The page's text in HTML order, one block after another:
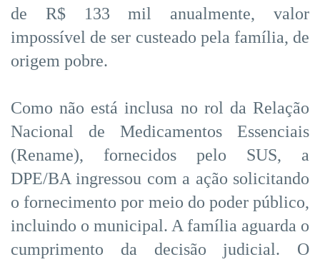
de R$ 133 mil anualmente, valor
impossível de ser custeado pela família, de
origem pobre.
Como não está inclusa no rol da Relação
Nacional de Medicamentos Essenciais
(Rename), fornecidos pelo SUS, a
DPE/BA ingressou com a ação solicitando
o fornecimento por meio do poder público,
incluindo o municipal. A família aguarda o
cumprimento da decisão judicial. O